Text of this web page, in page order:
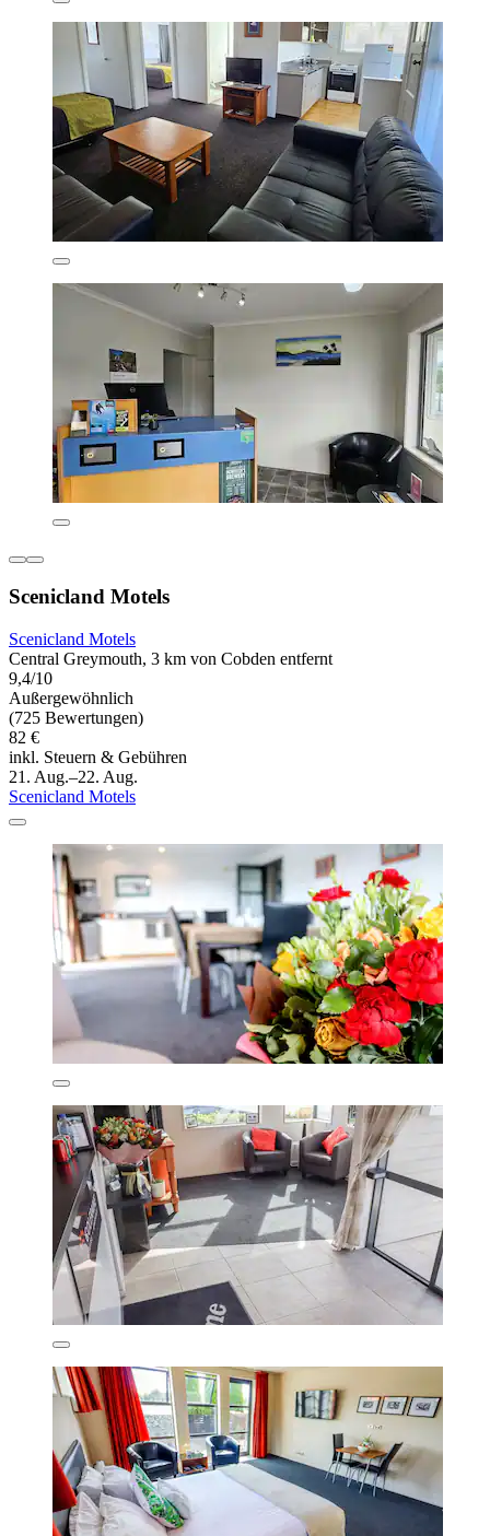
Scenicland Motels
Scenicland Motels
Central Greymouth, 3 km von Cobden entfernt
9,4/10
Außergewöhnlich
(725 Bewertungen)
82 €
inkl. Steuern & Gebühren
21. Aug.–22. Aug.
Scenicland Motels